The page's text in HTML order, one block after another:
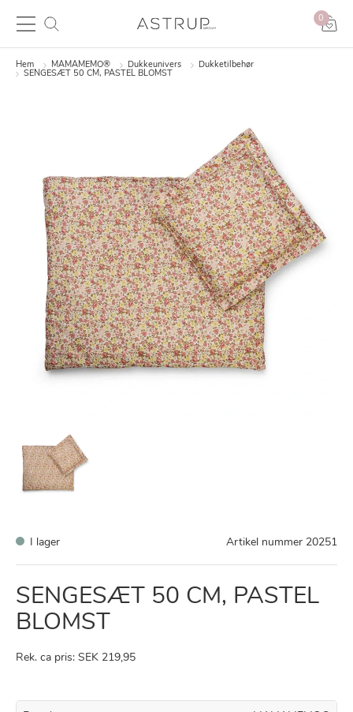
0
Hem MAMAMEMO® Dukkeunivers
Dukketilbehør
SENGESÆT 50 CM, PASTEL BLOMST
I lager Artikel nummer 20251
SENGESÆT 50 CM, PASTEL
BLOMST
Rek. ca pris: SEK 219,95